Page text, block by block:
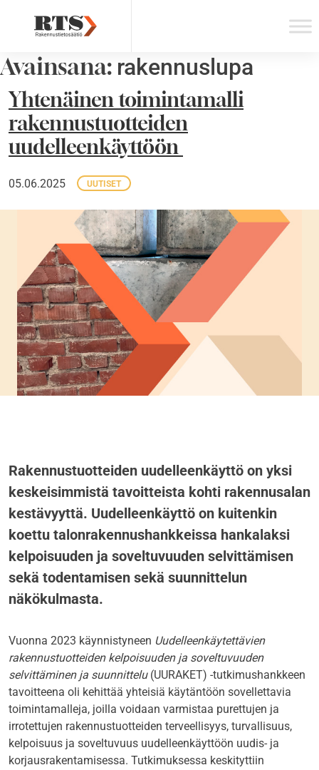
Avainsana: rakennuslupa
Yhtenäinen toimintamalli
rakennustuotteiden
uudelleenkäyttöön
05.06.2025 UUTISET
Rakennustuotteiden uudelleenkäyttö on yksi
keskeisimmistä tavoitteista kohti rakennusalan
kestävyyttä. Uudelleenkäyttö on kuitenkin
koettu talonrakennushankkeissa hankalaksi
kelpoisuuden ja soveltuvuuden selvittämisen
sekä todentamisen sekä suunnittelun
näkökulmasta.
Vuonna 2023 käynnistyneen Uudelleenkäytettävien
rakennustuotteiden kelpoisuuden ja soveltuvuuden
selvittäminen ja suunnittelu(UURAKET) -tutkimushankkeen
tavoitteena oli kehittää yhteisiä käytäntöön sovellettavia
toimintamalleja, joilla voidaan varmistaa purettujen ja
irrotettujen rakennustuotteiden terveellisyys, turvallisuus,
kelpoisuus ja soveltuvuus uudelleenkäyttöön uudis- ja
korjausrakentamisessa. Tutkimuksessa keskityttiin